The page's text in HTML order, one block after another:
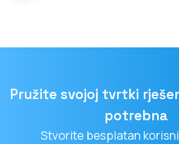
Pružite svojoj tvrtki
potrebna
Stvorite besplatan